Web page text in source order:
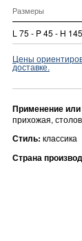
Размеры
L 75 - P 45 - H 145
Цены
доставке.
Применение
прихожая,
Стиль: классика
Страна